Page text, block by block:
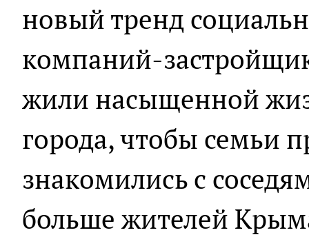
новый тренд
компаний-
жили насыщенной
города, чтобы семьи
знакомились с
больше жителей